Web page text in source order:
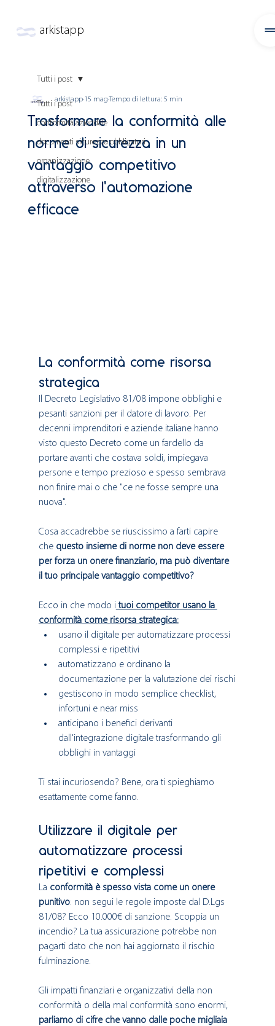
Tutti i post
conformità aziendale
documenti sicurezza obbligatori
organizzazione
digitalizzazione
Tutti i post
Trasformare la conformità alle
norme di sicurezza in un
vantaggio competitivo
attraverso l'automazione
efficace
arkistapp15 mag Tempo di lettura: 5 min
La conformità come risorsa
strategica
Il Decreto Legislativo 81/08 impone obblighi e
pesanti sanzioni per il datore di lavoro. Per
decenni imprenditori e aziende italiane hanno
visto questo Decreto come un fardello da
portare avanti che costava soldi, impiegava
persone e tempo prezioso e spesso sembrava
non finire mai o che "ce ne fosse sempre una
nuova".
Cosa accadrebbe se riuscissimo a farti capire
che questo insieme di norme non deve essere
per forza un onere finanziario, ma può diventare
il tuo principale vantaggio competitivo?
Ecco in che modo i tuoi competitor usano la
conformità come risorsa strategica:
usano il digitale per automatizzare processi
complessi e ripetitivi
automatizzano e ordinano la
documentazione per la valutazione dei rischi
gestiscono in modo semplice checklist,
infortuni e near miss
anticipano i benefici derivanti
dall'integrazione digitale trasformando gli
obblighi in vantaggi
Ti stai incuriosendo? Bene, ora ti spieghiamo
esattamente come fanno.
Utilizzare il digitale per
automatizzare processi
ripetitivi e complessi
La conformità è spesso vista come un onere
punitivo: non segui le regole imposte dal D.Lgs
81/08? Ecco 10.000€ di sanzione. Scoppia un
incendio? La tua assicurazione potrebbe non
pagarti dato che non hai aggiornato il rischio
fulminazione.
Gli impatti finanziari e organizzativi della non
conformità o della mal conformità sono enormi,
parliamo di cifre che vanno dalle poche migliaia
arkistapp